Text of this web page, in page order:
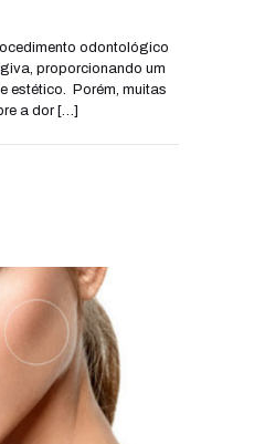
odontológico
proporcionando um
estético. Porém, muitas
a dor[…]